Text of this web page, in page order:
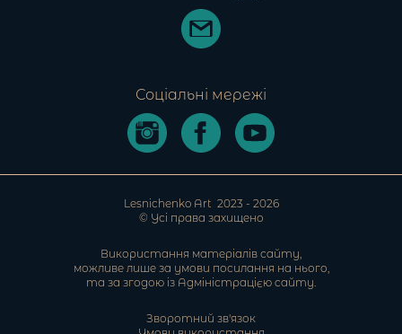
Соціальні мережі
Lesnichenko Art 2023 - 2026
© Усі права захищено
Використання матеріалів сайту,
можливе лише за умови посилання на нього,
та за згодою із Адміністрацією cайту.
Зворотний зв'язок